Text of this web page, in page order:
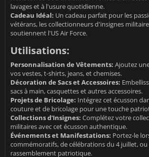
lavages et à l'usure quotidienne.
Cadeau Idéal: Un cadeau parfait pour les
vétérans, les collectionneurs d'insignes
soutiennent l'US Air Force.
Utilisations:
Personnalisation de Vêtements: Ajoutez
vos vestes, t-shirts, jeans, et chemises.
Décoration de Sacs et Accessoires:
sacs à main, casquettes et autres accessoires.
Projets de Bricolage: Intégrez cet écusson
couture et de bricolage pour une touche
Collections d'Insignes: Complétez votre
militaires avec cet écusson authentique.
Événements et Manifestations: Portez-le
commémoratifs, de célébrations du 4 juillet,
rassemblement patriotique.